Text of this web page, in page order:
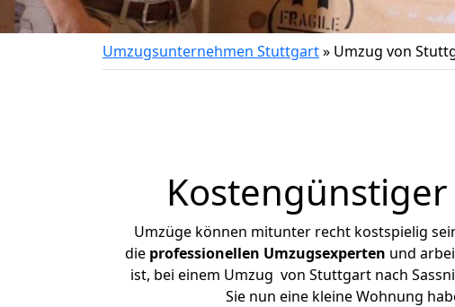
Umzugsunternehmen Stuttgart» Umzug von
Umzüge können mitunter recht kostspielig
die professionellen Umzugsexperten und
ist, bei einem Umzug von Stuttgart nach
Sie nun eine kleine Wohnung